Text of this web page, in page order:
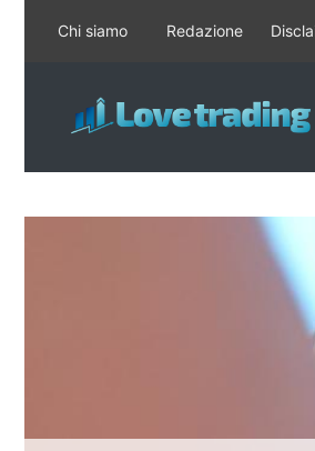
contenuto
Chi siamo Redazione